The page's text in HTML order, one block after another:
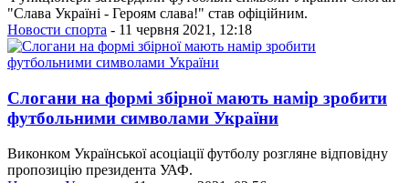
"Слава Україні - Героям слава!" став офіційним.
Новости спорта - 11 червня 2021, 12:18
Слогани на формі збірної мають намір зробити
футбольними символами України
Виконком Української асоціації футболу розгляне відповідну
пропозицію президента УАФ.